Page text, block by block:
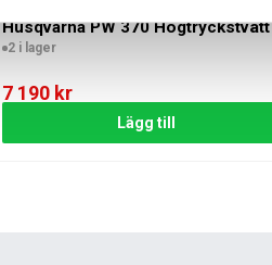
Husqvarna PW 370 Högtryckstvätt
2 i lager
7 190 kr
Lägg till